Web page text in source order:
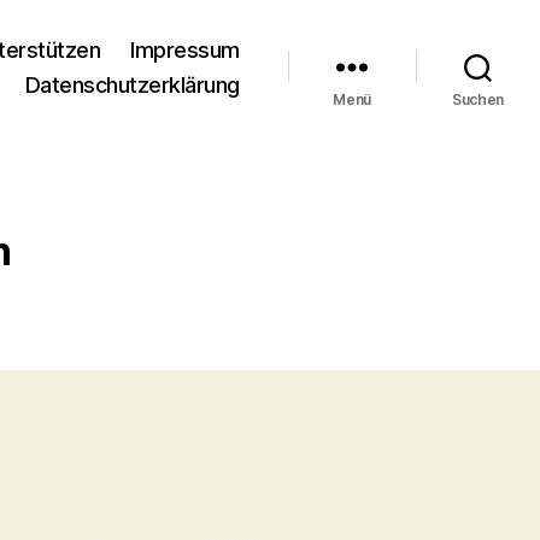
Impressum
Datenschutzerklärung
Menü Suchen